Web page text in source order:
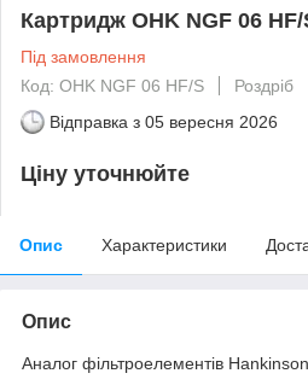
Картридж OHK NGF 06 HF/
Під замовлення
Код: OHK NGF 06 HF/S
Роздріб
Відправка з 05 вересня 2026
Ціну уточнюйте
Опис Характеристики
Опис
Аналог фільтроелементів